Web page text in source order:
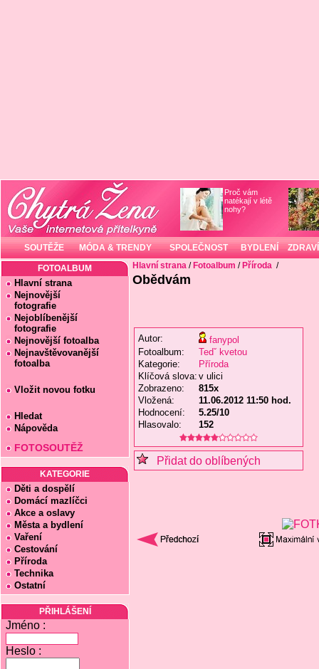
Proč vám
natékají v létě
nohy?
SOUTĚŽE MÓDA & TRENDY SPOLEČNOST BYDLENÍ ZDRAVÍ
FOTOALBUM
Hlavní strana
Nejnovější
fotografie
Nejoblíbenější
fotografie
Nejnovější fotoalba
Nejnavštěvovanější
fotoalba
Vložit novou fotku
Hledat
Nápověda
FOTOSOUTĚŽ
KATEGORIE
Děti a dospělí
Domácí mazlíčci
Akce a oslavy
Města a bydlení
Vaření
Cestování
Příroda
Technika
Ostatní
PŘIHLÁŠENÍ
Jméno :
Heslo :
Hlavní strana / Fotoalbum / Příroda /
Obědvám
Autor:
fanypol
Fotoalbum:
Tedˇ kvetou
Kategorie:
Příroda
Klíčová slova: v ulici
Zobrazeno:
815x
Vložená:
11.06.2012 11:50 hod.
Hodnocení:
5.25/10
Hlasovalo:
152
Přidat do oblíbených